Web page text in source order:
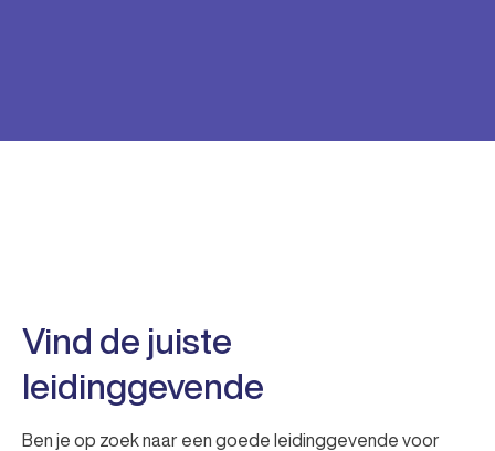
Vind de juiste
leidinggevende
Ben je op zoek naar een goede leidinggevende voor